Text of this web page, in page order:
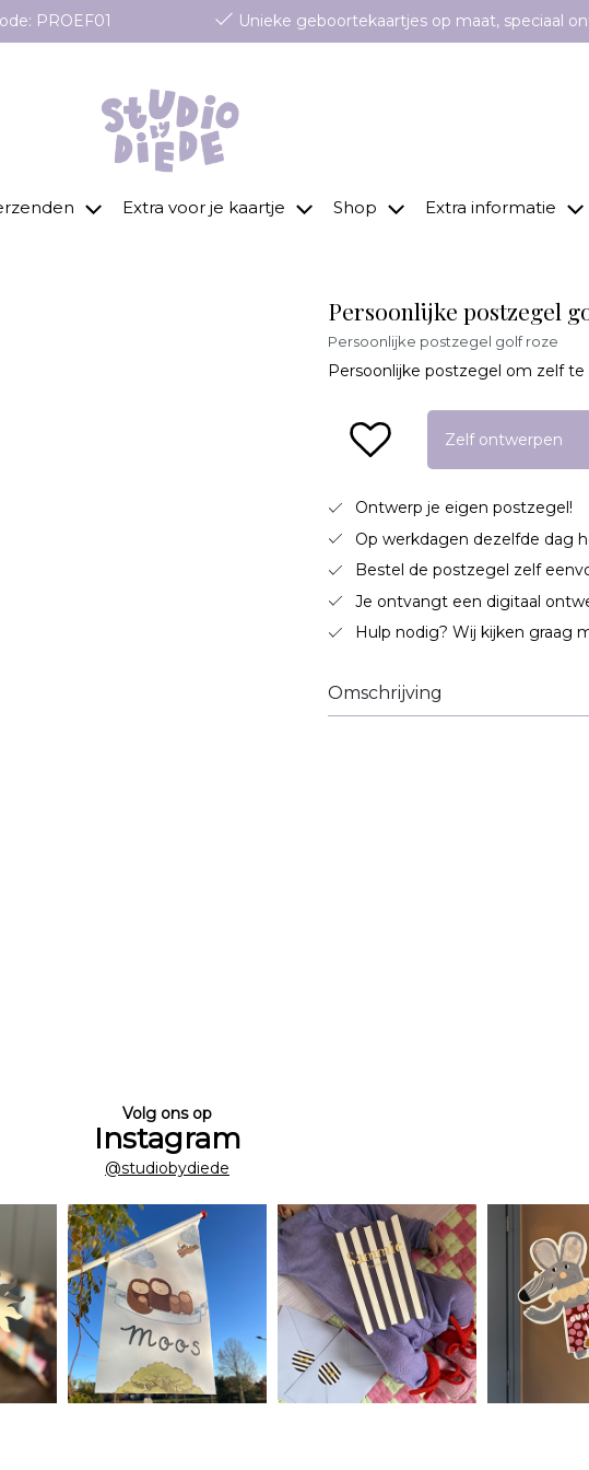
PROEF01 Unieke geboortekaartjes op maat, speciaal
Extra voor je kaartje Shop Extra informatie
Persoonlijke postzegel
Persoonlijke postzegel golf roze
Persoonlijke postzegel om zelf te
Zelf ontwerpen
Ontwerp je eigen postzegel!
Op werkdagen dezelfde dag
Bestel de postzegel zelf
Je ontvangt een digitaal
Hulp nodig? Wij kijken graag
Omschrijving
Volg ons op
Instagram
@studiobydiede